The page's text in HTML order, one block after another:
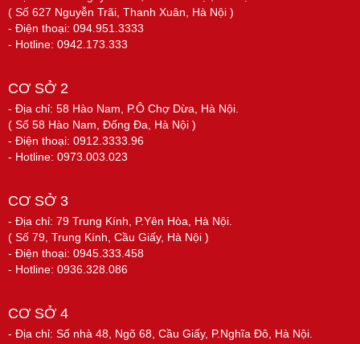
( Số 627 Nguyễn Trãi, Thanh Xuân, Hà Nội )
- Điện thoại: 094.951.3333
- Hotline: 0942.173.333
CƠ SỞ 2
- Địa chỉ: 58 Hào Nam, P.Ô Chợ Dừa, Hà Nội.
( Số 58 Hào Nam, Đống Đa, Hà Nội )
- Điện thoại: 0912.3333.96
- Hotline: 0973.003.023
CƠ SỞ 3
- Địa chỉ: 79 Trung Kính, P.Yên Hòa, Hà Nội.
( Số 79, Trung Kính, Cầu Giấy, Hà Nội )
- Điện thoại: 0945.333.458
- Hotline: 0936.328.086
CƠ SỞ 4
- Địa chỉ: Số nhà 48, Ngõ 68, Cầu Giấy, P.Nghĩa Đô, Hà Nội.